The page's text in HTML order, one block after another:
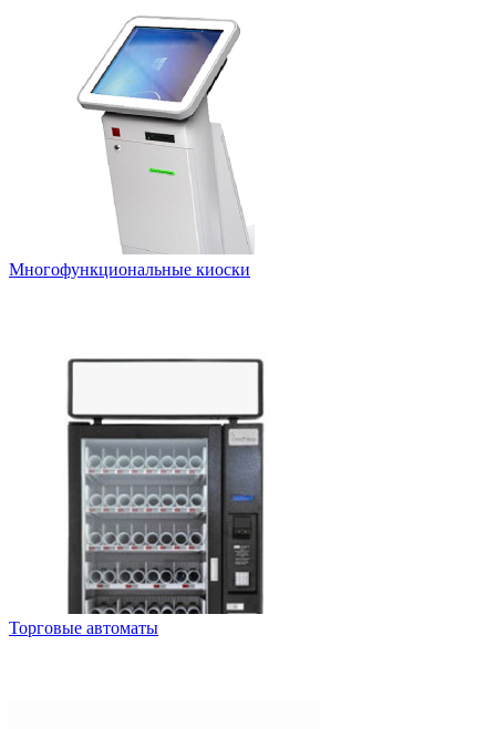
Многофункциональные киоски
Торговые автоматы